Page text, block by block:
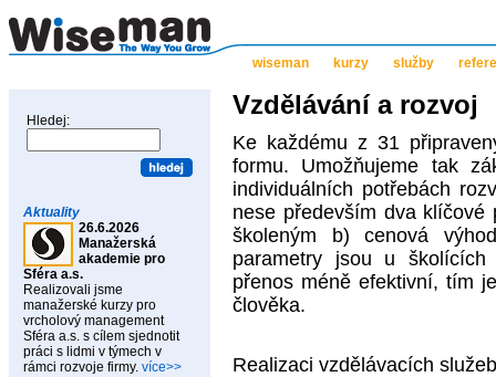
wiseman kurzy služby
Hledej:
Aktuality
26.6.2026
Manažerská
akademie pro
Sféra a.s.
Realizovali jsme
manažerské kurzy pro
vrcholový management
Sféra a.s. s cílem sjednotit
práci s lidmi v týmech v
rámci rozvoje firmy. více>>
Vzdělávání a rozvoj
Ke každému z 31
formu. Umožňujeme tak
individuálních potřebách
nese především dva klíčové
školeným b) cenová
parametry jsou u
přenos méně efektivní, tím
člověka.
Realizaci vzdělávacích